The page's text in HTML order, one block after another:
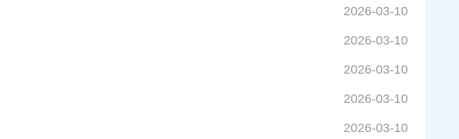
2026-03-10
2026-03-10
2026-03-10
2026-03-10
2026-03-10